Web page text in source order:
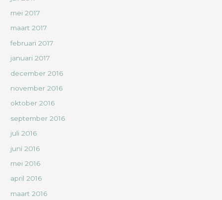
mei 2017
maart 2017
februari 2017
januari 2017
december 2016
november 2016
oktober 2016
september 2016
juli 2016
juni 2016
mei 2016
april 2016
maart 2016